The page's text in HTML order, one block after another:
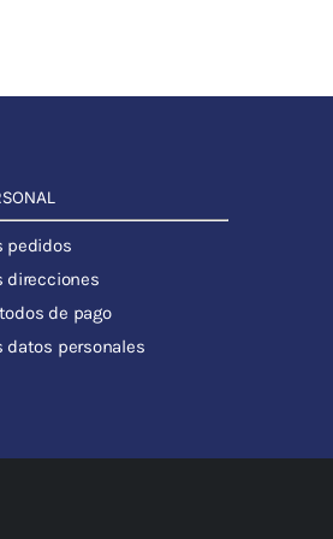
pedidos
direcciones
de pago
datos personales